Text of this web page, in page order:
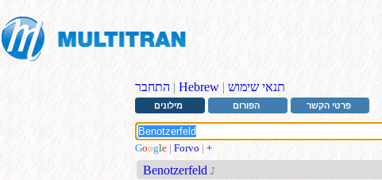
התחבר | Hebrew | תנאי שימוש
מילונים הפורום פרטי הקשר
Google | Forvo | +
Benotzerfeld נ